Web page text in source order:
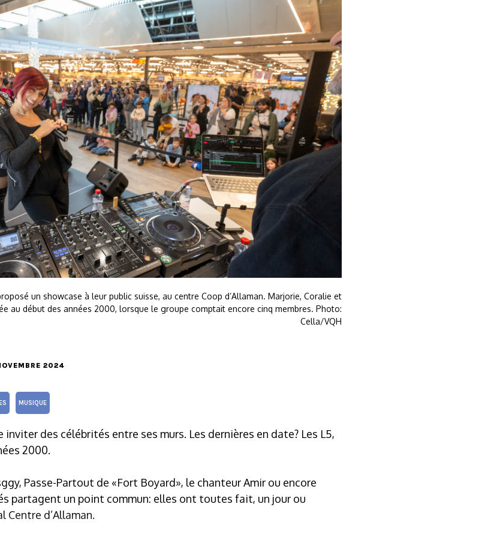
un showcase à leur public suisse, au centre Coop d’Allaman. Marjorie, Coralie et
au début des années 2000, lorsque le groupe comptait encore cinq membres. Photo:
Cella/VQH
2024
MUSIQUE
des célébrités entre ses murs. Les dernières en date? Les L5,
2000.
Passe-Partout de «Fort Boyard», le chanteur Amir ou encore
partagent un point commun: elles ont toutes fait, un jour ou
Centre d’Allaman.